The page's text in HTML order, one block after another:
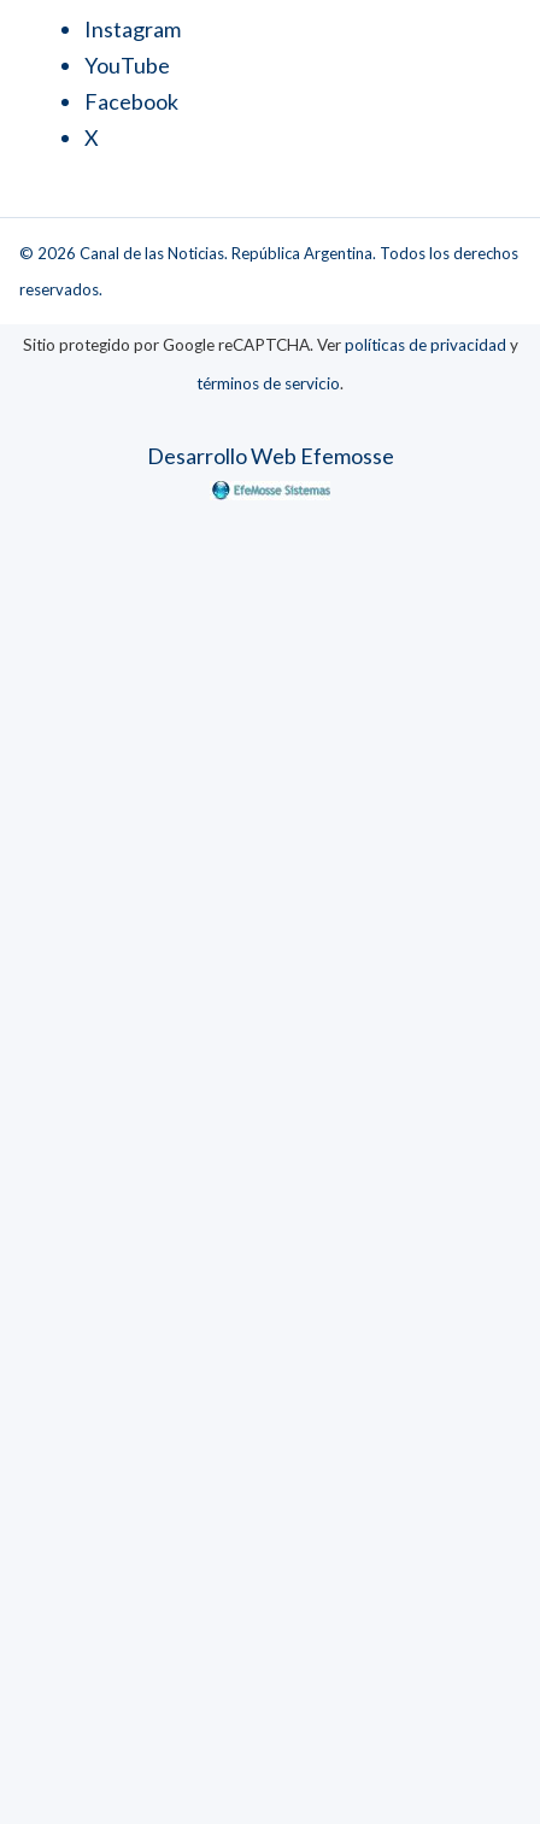
Instagram
YouTube
Facebook
X
© 2026 Canal de las Noticias. República Argentina. Todos los derechos
reservados.
Sitio protegido por Google reCAPTCHA. Verpolíticas de privacidad y
términos de servicio.
Desarrollo Web Efemosse